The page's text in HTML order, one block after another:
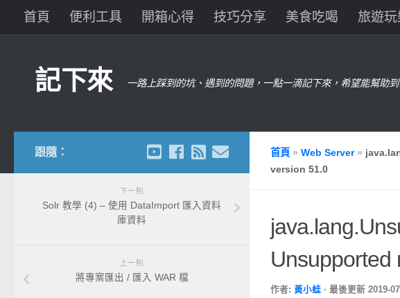
首頁 便利工具 開箱心得 技巧分享 美食吃喝 旅遊玩
記下來 一路上踩到的坑、遇到的問題，一點一滴記下來，希望能幫助
首頁 » Web Server»
version 51.0
Unsupported
作者: 黃小蛙 · 最後更新 2019-
跟隨：
下一則
Solr 教學 (4) – 使用 DataImport 匯入資料
庫資料
上一則
將專案匯出 / 匯入 WAR 檔